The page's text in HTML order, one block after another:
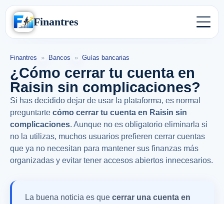
Finantres
Finantres » Bancos » Guías bancarias
¿Cómo cerrar tu cuenta en
Raisin sin complicaciones?
Si has decidido dejar de usar la plataforma, es normal
preguntarte cómo cerrar tu cuenta en Raisin sin
complicaciones. Aunque no es obligatorio eliminarla si
no la utilizas, muchos usuarios prefieren cerrar cuentas
que ya no necesitan para mantener sus finanzas más
organizadas y evitar tener accesos abiertos innecesarios.
La buena noticia es que cerrar una cuenta en